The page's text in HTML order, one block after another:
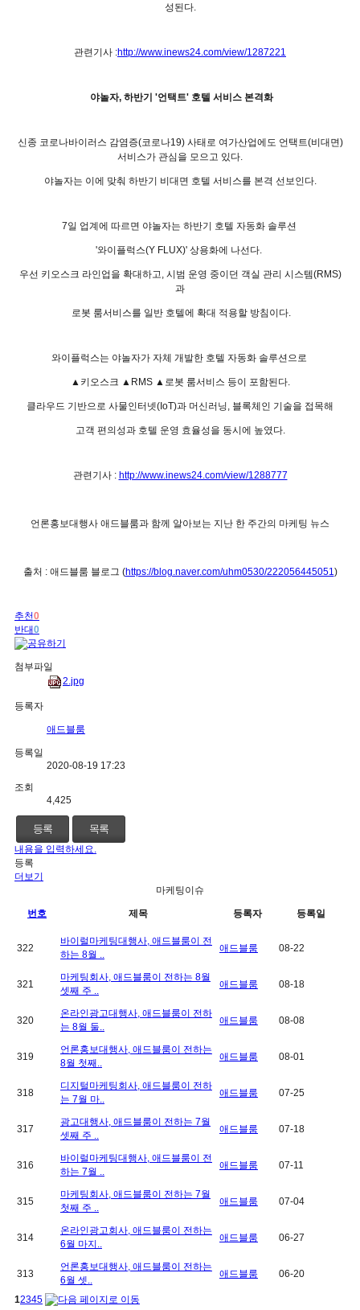
성된다.
관련기사 :http://www.inews24.com/view/1287221
야놀자, 하반기 '언택트' 호텔 서비스 본격화
신종 코로나바이러스 감염증(코로나19) 사태로 여가산업에도 언택트(비대면)
서비스가 관심을 모으고 있다.
야놀자는 이에 맞춰 하반기 비대면 호텔 서비스를 본격 선보인다.
7일 업계에 따르면 야놀자는 하반기 호텔 자동화 솔루션
'와이플럭스(Y FLUX)' 상용화에 나선다.
우선 키오스크 라인업을 확대하고, 시범 운영 중이던 객실 관리 시스템(RMS)
과
로봇 룸서비스를 일반 호텔에 확대 적용할 방침이다.
와이플럭스는 야놀자가 자체 개발한 호텔 자동화 솔루션으로
▲키오스크 ▲RMS ▲로봇 룸서비스 등이 포함된다.
클라우드 기반으로 사물인터넷(IoT)과 머신러닝, 블록체인 기술을 접목해
고객 편의성과 호텔 운영 효율성을 동시에 높였다.
관련기사 : http://www.inews24.com/view/1288777
언론홍보대행사 애드블룸과 함께 알아보는 지난 한 주간의 마케팅 뉴스
출처 : 애드블룸 블로그 (https://blog.naver.com/uhm0530/222056445051)
추천0
반대0
첨부파일
2.jpg
등록자
애드블룸
등록일
2020-08-19 17:23
조회
4,425
등록 목록
내용을 입력하세요.
등록
더보기
마케팅이슈
번호 제목 등록자 등록일
322
바이럴마케팅대행사, 애드블룸이 전
하는 8월 ..
애드블룸 08-22
321
마케팅회사, 애드블룸이 전하는 8월
셋째 주 ..
애드블룸 08-18
320
온라인광고대행사, 애드블룸이 전하
는 8월 둘..
애드블룸 08-08
319
언론홍보대행사, 애드블룸이 전하는
8월 첫째..
애드블룸 08-01
318
디지털마케팅회사, 애드블룸이 전하
는 7월 마..
애드블룸 07-25
317
광고대행사, 애드블룸이 전하는 7월
셋째 주 ..
애드블룸 07-18
316
바이럴마케팅대행사, 애드블룸이 전
하는 7월 ..
애드블룸 07-11
315
마케팅회사, 애드블룸이 전하는 7월
첫째 주 ..
애드블룸 07-04
314
온라인광고회사, 애드블룸이 전하는
6월 마지..
애드블룸 06-27
313
언론홍보대행사, 애드블룸이 전하는
6월 셋..
애드블룸 06-20
12345